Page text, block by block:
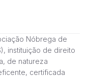
Nóbrega de
instituição de direito
de natureza
certificada